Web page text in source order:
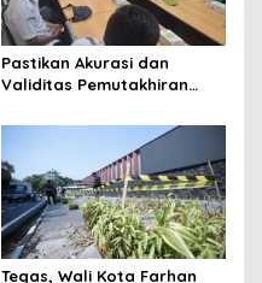
Pastikan Akurasi dan
Validitas Pemutakhiran
Cimahi Lakukan
Tegas, Wali Kota Farhan